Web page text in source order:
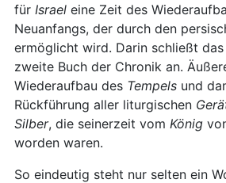
für Israel eine Zeit des
Neuanfangs, der durch den
ermöglicht wird. Darin schließt
zweite Buch der Chronik an.
Wiederaufbau des Tempels und
Rückführung aller liturgischen
Silber, die seinerzeit vom König
worden waren.
So eindeutig steht nur selten ein